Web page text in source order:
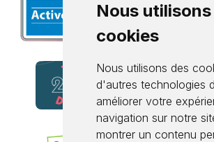
Nous
cookies
Nous utilisons des
d'autres technologies
améliorer votre
navigation sur notre
montrer un contenu